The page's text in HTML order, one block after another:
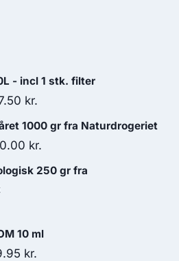
- incl 1 stk. filter
kr..
kr.
aktuelle
pris
1000 gr fra Naturdrogeriet
kr..
kr.
aktuelle
130.00 kr..
250 gr fra
10 ml
kr.